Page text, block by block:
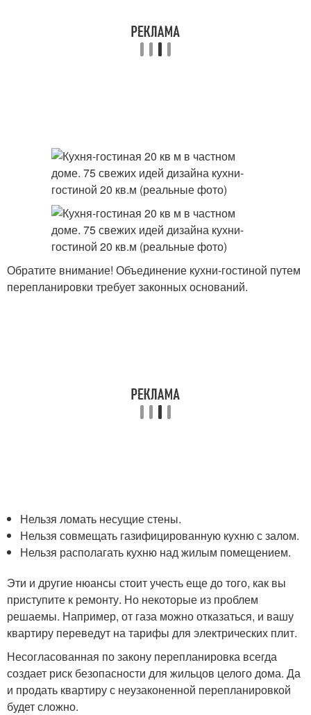
Обратите внимание! Объединение кухни-гостиной путем
перепланировки требует законных оснований.
Нельзя ломать несущие стены.
Нельзя совмещать газифицированную кухню с залом.
Нельзя располагать кухню над жилым помещением.
Эти и другие нюансы стоит учесть еще до того, как вы
приступите к ремонту. Но некоторые из проблем
решаемы. Например, от газа можно отказаться, и вашу
квартиру переведут на тарифы для электрических плит.
Несогласованная по закону перепланировка всегда
создает риск безопасности для жильцов целого дома. Да
и продать квартиру с неузаконенной перепланировкой
будет сложно.